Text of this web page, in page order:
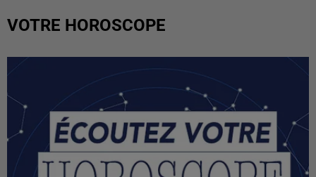
VOTRE HOROSCOPE